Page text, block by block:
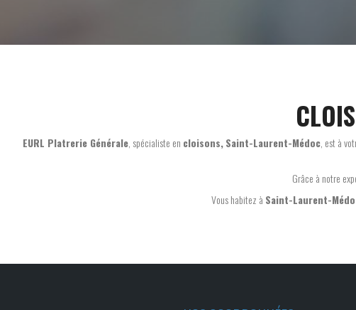
EURL Platrerie Générale , spécialiste en cloisons,Saint-Laurent-Médoc , est à
Grâce à notre
Vous habitez à Saint-Laurent-